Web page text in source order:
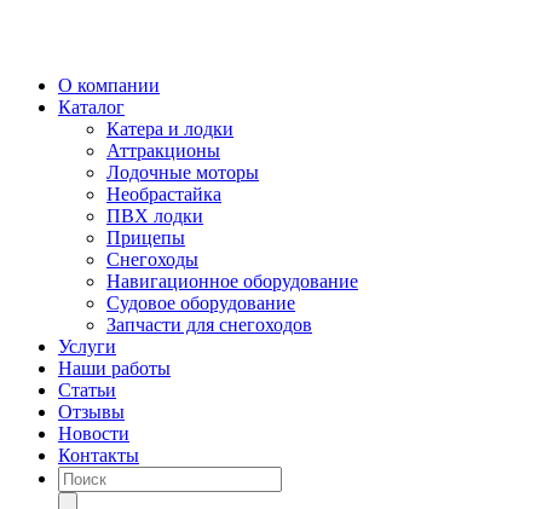
О компании
Каталог
Катера и лодки
Аттракционы
Лодочные моторы
Необрастайка
ПВХ лодки
Прицепы
Снегоходы
Навигационное оборудование
Судовое оборудование
Запчасти для снегоходов
Услуги
Наши работы
Статьи
Отзывы
Новости
Контакты
Поиск
товаров